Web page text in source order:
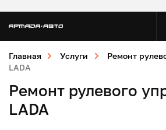
Главная Услуги
Ремонт
LADA
Ремонт рулевого
LADA